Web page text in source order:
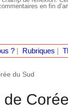
en fin
?| Rubriques
du Sud